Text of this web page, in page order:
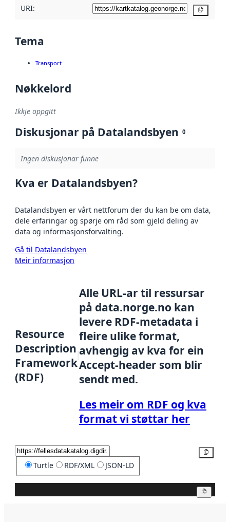
URI:
Tema
Transport
Nøkkelord
Ikkje oppgitt
Diskusjonar på Datalandsbyen 0
Ingen diskusjonar funne
Kva er Datalandsbyen?
Datalandsbyen er vårt nettforum der du kan be om data,
dele erfaringar og spørje om råd som gjeld deling av
data og informasjonsforvalting.
Gå til Datalandsbyen
Meir informasjon
Resource
Description
Framework
(RDF)
Alle URL-ar til ressursar
på data.norge.no kan
levere RDF-metadata i
fleire ulike format,
avhengig av kva for ein
Accept-header som blir
sendt med.
Les meir om RDF og kva
format vi støttar her
Turtle RDF/XML JSON-LD